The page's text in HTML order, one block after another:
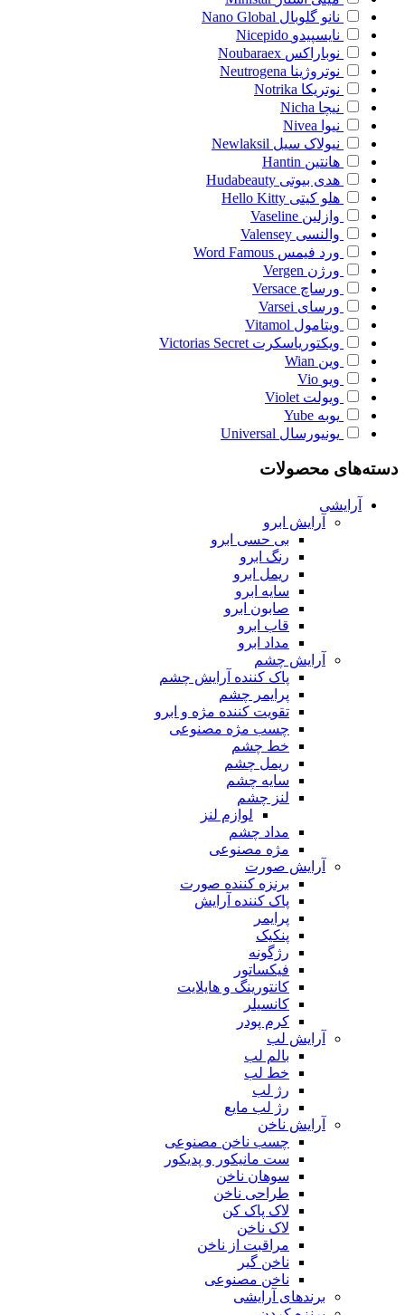
نانو گلوبال Nano Global
نایسپیدو Nicepido
نوباراکس Noubaraex
نوتروژینا Neutrogena
نوتریکا Notrika
نیچا Nicha
نیوا Nivea
نیولاک سیل Newlaksil
هانتین Hantin
هدی بیوتی Hudabeauty
هلو کیتی Hello Kitty
وازلین Vaseline
والنسی Valensey
ورد فیمس Word Famous
ورژن Vergen
ورساچ Versace
ورسای Varsei
ویتامول Vitamol
ویکتوریاسکرت Victorias Secret
وین Wian
ویو Vio
ویولت Violet
یوبه Yube
یونیورسال Universal
دسته‌های محصولات
آرایشی
آرایش ابرو
بی حسی ابرو
رنگ ابرو
ریمل ابرو
سایه ابرو
صابون ابرو
قاب ابرو
مداد ابرو
آرایش چشم
پاک کننده آرایش چشم
پرایمر چشم
تقویت کننده مژه و ابرو
چسب مژه مصنوعی
خط چشم
ریمل چشم
سایه چشم
لنز چشم
لوازم لنز
مداد چشم
مژه مصنوعی
آرایش صورت
برنزه کننده صورت
پاک کننده آرایش
پرایمر
پنکیک
رژگونه
فیکساتور
کانتورینگ و هایلایت
کانسیلر
کرم پودر
آرایش لب
بالم لب
خط لب
رژ لب
رژ لب مایع
آرایش ناخن
چسب ناخن مصنوعی
ست مانیکور و پدیکور
سوهان ناخن
طراحی ناخن
لاک پاک کن
لاک ناخن
مراقبت از ناخن
ناخن گیر
ناخن مصنوعی
برندهای آرایشی